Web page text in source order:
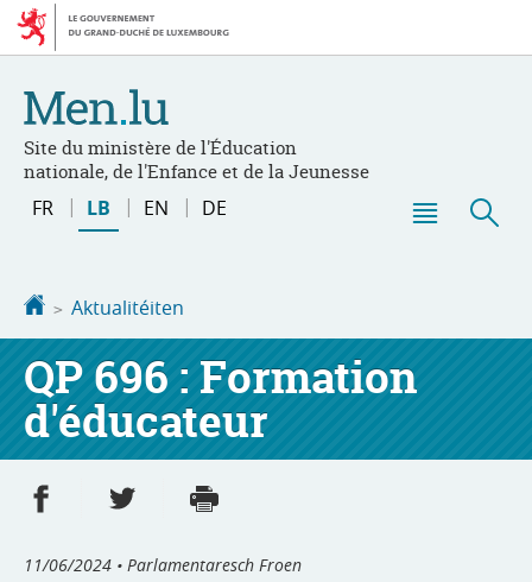
Bei
den
Aller
au
Site du ministère de l'Éducation
nationale, de l'Enfance et de la Jeunesse
Changer
FR LB EN DE
Startsäit
Aktualitéiten
QP 696 : Formation
d'éducateur
Partager sur Facebook
Partager sur Twitter
11/06/2024 • Parlamentaresch Froen